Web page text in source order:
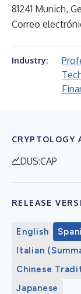
81241 Munich,
Correo
Industry:
CRYPTOLOGY
DUS:CAP
RELEASE
English
Italian
Chinese
Japanese